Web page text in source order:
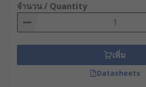
มาพร้อมหน้าจอแสดงผลแบบ LCD
ในตัว ทำให้ไม่ต้องพึ่งพาอุปกรณ์เ
บันทึกไฟล์ลงการ์ดหน่วยความจำ
ออกแบบให้มีน้ำหนักเบา ขนาดก
จำนวน / Quantity
เพิ่ม
Datasheets